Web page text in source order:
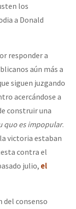
los
a Donald
responder a
aún más a
siguen juzgando
acercándose a
construir una
quo es impopular.
victoria estaban
contra el
julio, el
del consenso